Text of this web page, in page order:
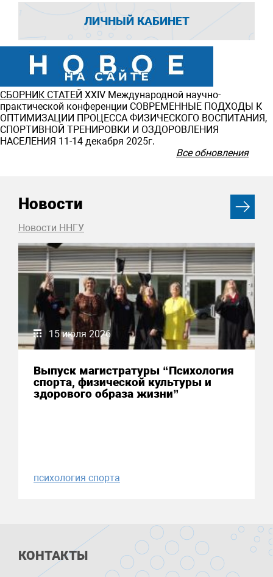
ЛИЧНЫЙ КАБИНЕТ
СБОРНИК СТАТЕЙ ХXIV Международной научно-
практической конференции СОВРЕМЕННЫЕ ПОДХОДЫ К
ОПТИМИЗАЦИИ ПРОЦЕССА ФИЗИЧЕСКОГО ВОСПИТАНИЯ,
СПОРТИВНОЙ ТРЕНИРОВКИ И ОЗДОРОВЛЕНИЯ
НАСЕЛЕНИЯ 11-14 декабря 2025г.
Все обновления
Новости
Новости ННГУ
15 июля 2026
Выпуск магистратуры “Психология
спорта, физической культуры и
здорового образа жизни”
психология спорта
КОНТАКТЫ